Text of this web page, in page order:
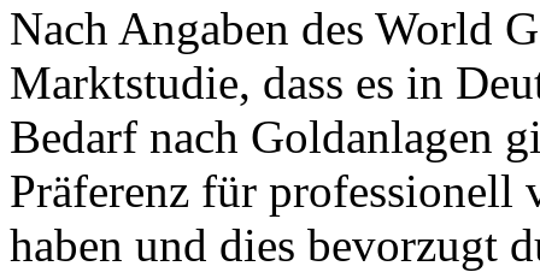
Nach Angaben des World
Marktstudie, dass es in
Bedarf nach Goldanlagen
Präferenz für professionell
haben und dies bevorzugt